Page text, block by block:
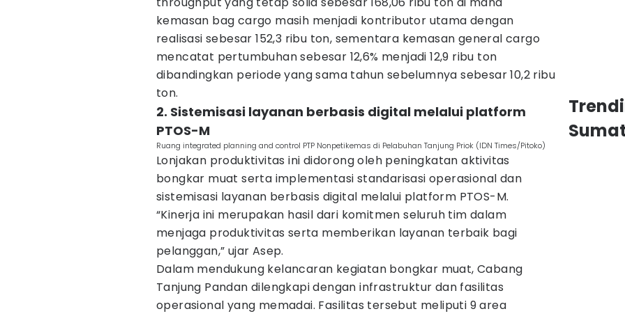
kemasan bag cargo masih menjadi kontributor utama dengan
realisasi sebesar 152,3 ribu ton, sementara kemasan general cargo
mencatat pertumbuhan sebesar 12,6% menjadi 12,9 ribu ton
dibandingkan periode yang sama tahun sebelumnya sebesar 10,2 ribu
ton.
2. Sistemisasi layanan berbasis digital melalui platform
PTOS-M
Ruang integrated planning and control PTP Nonpetikemas di Pelabuhan Tanjung Priok (IDN Times/Pitoko)
Lonjakan produktivitas ini didorong oleh peningkatan aktivitas
bongkar muat serta implementasi standarisasi operasional dan
sistemisasi layanan berbasis digital melalui platform PTOS-M.
“Kinerja ini merupakan hasil dari komitmen seluruh tim dalam
menjaga produktivitas serta memberikan layanan terbaik bagi
pelanggan,” ujar Asep.
Dalam mendukung kelancaran kegiatan bongkar muat, Cabang
Tanjung Pandan dilengkapi dengan infrastruktur dan fasilitas
operasional yang memadai. Fasilitas tersebut meliputi 9 area